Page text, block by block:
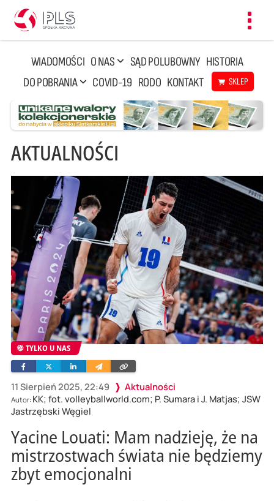
WIADOMOŚCI O NAS SĄD POLUBOWNY HISTORIA
DO POBRANIA
COVID-19 RODO KONTAKT SKLEP
AKTUALNOŚCI
TYLKO U NAS
11 Sierpień 2025, 22:49 Aktualności
Autor: KK; fot. volleyballworld.com; P. Sumara i J. Matjas; JSW
Jastrzębski Węgiel
FacebookTwitterLinkedinWyślij
e-
Skopiuj
link
Yacine Louati: Mam nadzieję, że na
mistrzostwach świata nie będziemy
zbyt emocjonalni